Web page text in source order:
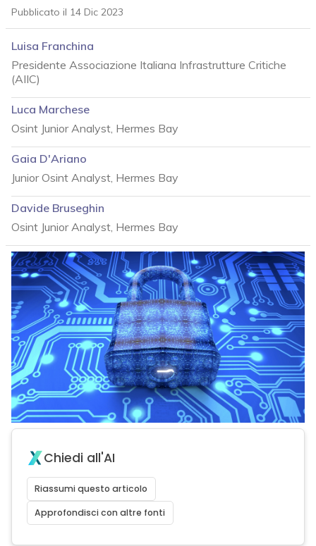
Pubblicato il 14 Dic 2023
Luisa Franchina
Presidente Associazione Italiana Infrastrutture Critiche
(AIIC)
Luca Marchese
Osint Junior Analyst, Hermes Bay
Gaia D'Ariano
Junior Osint Analyst, Hermes Bay
Davide Bruseghin
Osint Junior Analyst, Hermes Bay
Chiedi all'AI
Riassumi questo articolo
Approfondisci con altre fonti